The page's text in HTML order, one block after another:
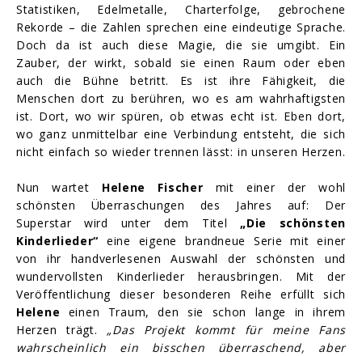
Statistiken, Edelmetalle, Charterfolge, gebrochene
Rekorde – die Zahlen sprechen eine eindeutige Sprache.
Doch da ist auch diese Magie, die sie umgibt. Ein
Zauber, der wirkt, sobald sie einen Raum oder eben
auch die Bühne betritt. Es ist ihre Fähigkeit, die
Menschen dort zu berühren, wo es am wahrhaftigsten
ist. Dort, wo wir spüren, ob etwas echt ist. Eben dort,
wo ganz unmittelbar eine Verbindung entsteht, die sich
nicht einfach so wieder trennen lässt: in unseren Herzen.
Nun wartet Helene Fischer mit einer der wohl
schönsten Überraschungen des Jahres auf: Der
Superstar wird unter dem Titel „Die schönsten
Kinderlieder“ eine eigene brandneue Serie mit einer
von ihr handverlesenen Auswahl der schönsten und
wundervollsten Kinderlieder herausbringen. Mit der
Veröffentlichung dieser besonderen Reihe erfüllt sich
Helene einen Traum, den sie schon lange in ihrem
Herzen trägt. „Das Projekt kommt für meine Fans
wahrscheinlich ein bisschen überraschend, aber